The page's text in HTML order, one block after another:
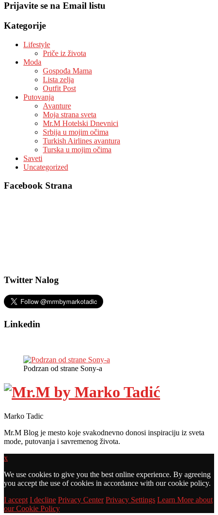
Prijavite se na Email listu
Kategorije
Lifestyle
Priče iz života
Moda
Gospođa Mama
Lista zelja
Outfit Post
Putovanja
Avanture
Moja strana sveta
Mr.M Hotelski Dnevnici
Srbija u mojim očima
Turkish Airlines avantura
Turska u mojim očima
Saveti
Uncategorized
Facebook Strana
Twitter Nalog
Linkedin
Podrzan od strane Sony-a
Marko Tadic
Mr.M Blog je mesto koje svakodnevno donosi inspiraciju iz sveta
mode, putovanja i savremenog života.
x
We use cookies to give you the best online experience. By agreeing
you accept the use of cookies in accordance with our cookie policy.
I accept I decline Privacy Center Privacy Settings Learn More about
our Cookie Policy